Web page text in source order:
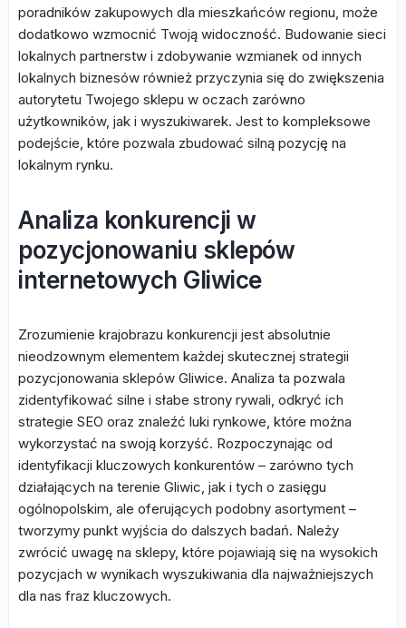
poradników zakupowych dla mieszkańców regionu, może
dodatkowo wzmocnić Twoją widoczność. Budowanie sieci
lokalnych partnerstw i zdobywanie wzmianek od innych
lokalnych biznesów również przyczynia się do zwiększenia
autorytetu Twojego sklepu w oczach zarówno
użytkowników, jak i wyszukiwarek. Jest to kompleksowe
podejście, które pozwala zbudować silną pozycję na
lokalnym rynku.
Analiza konkurencji w
pozycjonowaniu sklepów
internetowych Gliwice
Zrozumienie krajobrazu konkurencji jest absolutnie
nieodzownym elementem każdej skutecznej strategii
pozycjonowania sklepów Gliwice. Analiza ta pozwala
zidentyfikować silne i słabe strony rywali, odkryć ich
strategie SEO oraz znaleźć luki rynkowe, które można
wykorzystać na swoją korzyść. Rozpoczynając od
identyfikacji kluczowych konkurentów – zarówno tych
działających na terenie Gliwic, jak i tych o zasięgu
ogólnopolskim, ale oferujących podobny asortyment –
tworzymy punkt wyjścia do dalszych badań. Należy
zwrócić uwagę na sklepy, które pojawiają się na wysokich
pozycjach w wynikach wyszukiwania dla najważniejszych
dla nas fraz kluczowych.